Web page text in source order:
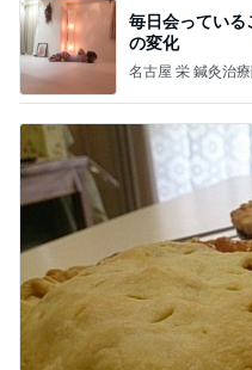
毎日会っている
の変化
名古屋 栄 鍼灸治